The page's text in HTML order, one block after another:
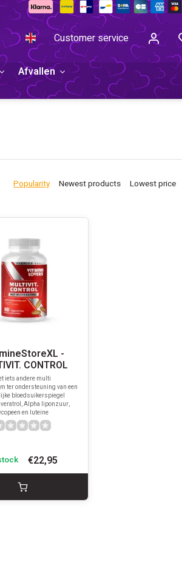
Customer service
Afvallen
Popularity Newest products Lowest price
-
CONTROL
iets andere multi
ter ondersteuning van een
bloedsuikerspiegel
Alpha liponzuur,
en luteine
€22,95